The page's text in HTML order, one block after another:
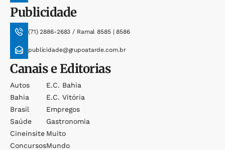
Publicidade
(71) 2886-2683 / Ramal 8585 | 8586
publicidade@grupoatarde.com.br
Canais e Editorias
Autos
Bahia
Brasil
Saúde
Cineinsite
Concursos
E.c. Bahia
E.c. Vitória
Empregos
Gastronomia
Muito
Mundo